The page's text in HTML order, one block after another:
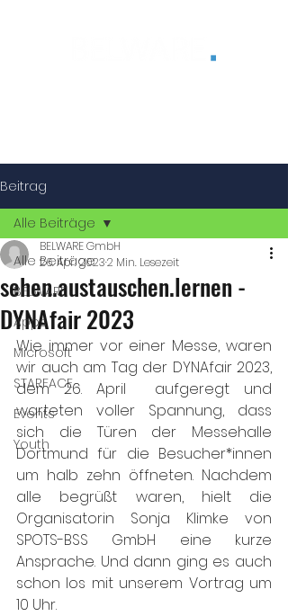
Beitrag
Alle Beiträge
BELWARE
Apps
Microsoft
STARFACE
Events
Youth
Alle Beiträge
sehen.austauschen.lernen -
DYNAfair 2023
BELWARE GmbH
26. Apr. 20232 Min. Lesezeit
Wie immer vor einer Messe, waren
wir auch am Tag der DYNAfair 2023,
dem 26. April  aufgeregt und
warteten voller Spannung, dass
sich die Türen der Messehalle
Dortmund für die Besucher*innen
um halb zehn öffneten. Nachdem
alle begrüßt waren, hielt die
Organisatorin Sonja Klimke von
SPOTS-BSS GmbH eine kurze
Ansprache. Und dann ging es auch
schon los mit unserem Vortrag um
10 Uhr.